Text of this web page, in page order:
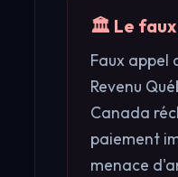
🏛️ Le faux
Faux appel
Revenu
Canada
paiement
menace